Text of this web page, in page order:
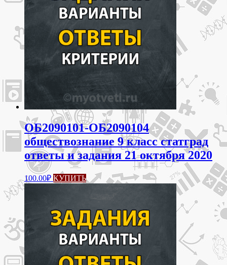
ОБ2090101-ОБ2090104
обществознание 9 класс статград
ответы и задания 21 октября 2020
100.00₽ КУПИТЬ